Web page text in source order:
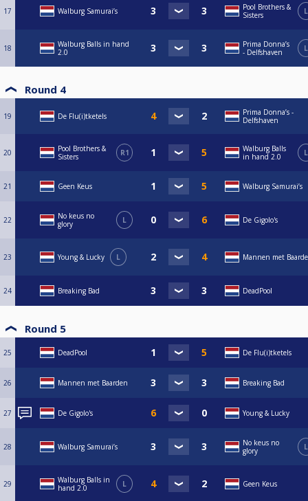
17 Walburg Samurai’s
Pool Brothers &
Sisters
L
18
Walburg Balls in hand
2.0
Prima Donna’s
- Delfshaven
L
Round 4
19 De Flu(i)tketels
Prima Donna’s -
Delfshaven
20
Pool Brothers &
Sisters
R1
Walburg Balls
in hand 2.0
L
21 Geen Keus Walburg Samurai’s
22
No keus no
glory
L De Gigolo's
23 Young & Lucky L Mannen met
24 Breaking Bad DeadPool
Round 5
25 DeadPool De Flu(i)tketels
26 Mannen met Baarden Breaking Bad
27 De Gigolo's Young & Lucky
28 Walburg Samurai’s
No keus no
glory
L
29
Walburg Balls in
hand 2.0
L Geen Keus